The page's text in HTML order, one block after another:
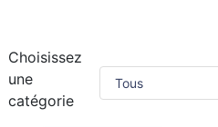
Choisissez
une
catégorie